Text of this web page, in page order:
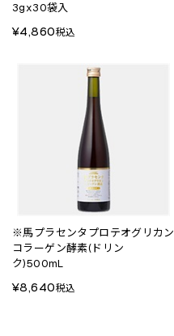
3gx30袋入
¥4,860税込
※馬プラセンタプロテオグリカン
コラーゲン酵素(ドリン
ク)500mL
¥8,640税込